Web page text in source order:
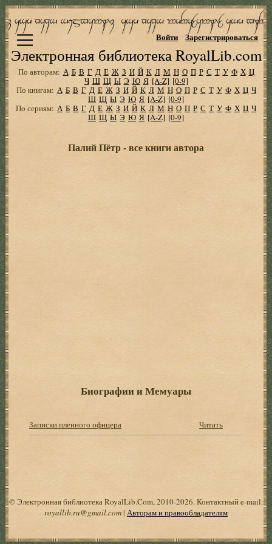
Электронная библиотека RoyalLib.com
Войти Зарегистрироваться
По авторам: А Б В Г Д Е Ж З И Й К Л М Н О П Р С Т У Ф Х Ц
Ч Ш Щ Ы Э Ю Я [A-Z] [0-9]
По книгам: А Б В Г Д Е Ж З И Й К Л М Н О П Р С Т У Ф Х Ц Ч
Ш Щ Ы Э Ю Я [A-Z] [0-9]
По сериям: А Б В Г Д Е Ж З И Й К Л М Н О П Р С Т У Ф Х Ц Ч
Ш Щ Ы Э Ю Я [A-Z] [0-9]
Палий Пётр - все книги автора
Биографии и Мемуары
Записки пленного офицера Читать
© Электронная библиотека RoyalLib.Com, 2010-2026. Контактный e-mail:
royallib.ru@gmail.com| Авторам и правообладателям